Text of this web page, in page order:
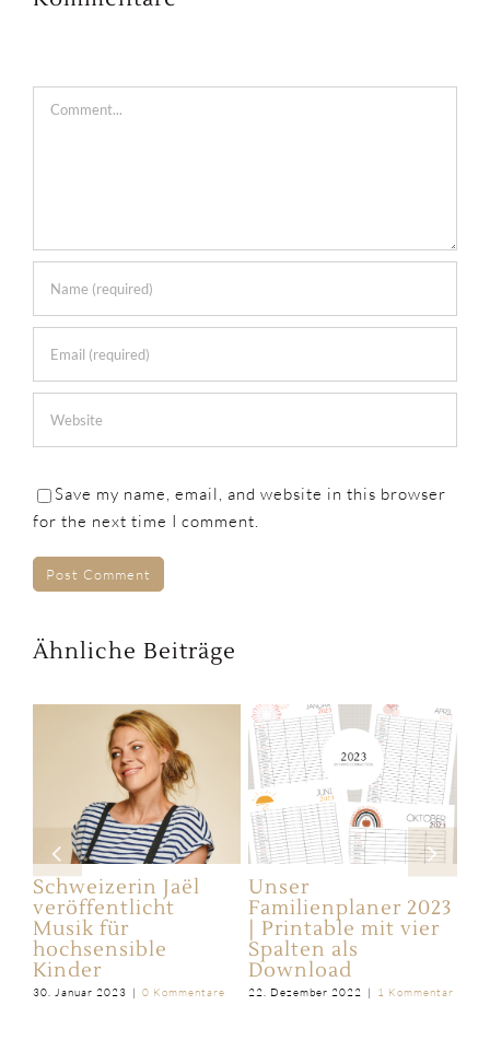
Comment
Save my name, email, and website in this browser
for the next time I comment.
Ähnliche Beiträge
Schweizerin Jaël
veröffentlicht
Musik für
hochsensible
Kinder
30. Januar 2023 | 0 Kommentare
Unser
Familienplaner 2023
| Printable mit vier
Spalten als
Download
22. Dezember 2022 | 1 Kommentar